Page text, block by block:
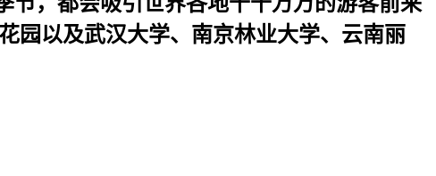
园以及武汉大学、南京林业大学、云南丽